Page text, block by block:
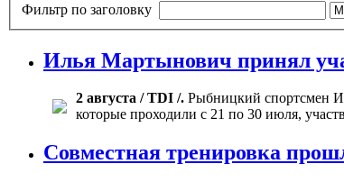
Фильтр по заголовку
Илья Мартынович принял
2 августа / TDI /. Рыбницкий спортсмен
которые проходили с 21 по 30 июля,
Совместная тренировка